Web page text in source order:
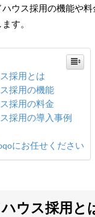
ウス採用の機能や
す。
採用とは
採用の機能
採用の料金
採用の導入事例
にお任せください
ウス採用と